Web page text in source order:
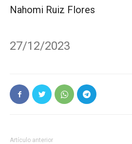
Nahomi Ruiz Flores
27/12/2023
Artículo anterior